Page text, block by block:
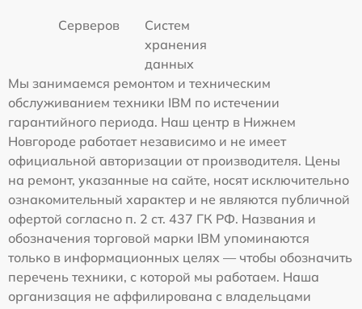
Серверов
Систем
хранения
данных
Мы занимаемся ремонтом и техническим
обслуживанием техники IBM по истечении
гарантийного периода. Наш центр в Нижнем
Новгороде работает независимо и не имеет
официальной авторизации от производителя. Цены
на ремонт, указанные на сайте, носят исключительно
ознакомительный характер и не являются публичной
офертой согласно п. 2 ст. 437 ГК РФ. Названия и
обозначения торговой марки IBM упоминаются
только в информационных целях — чтобы обозначить
перечень техники, с которой мы работаем. Наша
организация не аффилирована с владельцами